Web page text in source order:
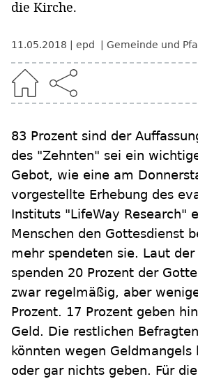
die Kirche.
11.05.2018 epd Gemeinde und
83 Prozent sind der
des "Zehnten" sei ein
Gebot, wie eine am
vorgestellte Erhebung des
Instituts "LifeWay Research"
Menschen den Gottesdienst
mehr spendeten sie. Laut der
spenden 20 Prozent der
zwar regelmäßig, aber
Prozent. 17 Prozent geben
Geld. Die restlichen
könnten wegen Geldmangels
oder gar nichts geben. Für